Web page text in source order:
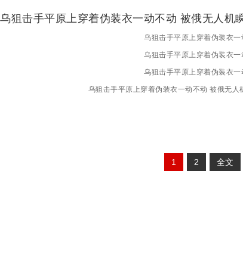
乌狙击手平原上穿着伪装衣一动不动 被俄无人机
乌狙击手平原上穿着伪装衣
乌狙击手平原上穿着伪装衣
乌狙击手平原上穿着伪装衣
乌狙击手平原上穿着伪装衣一动不动 被俄无人
1 2 全文